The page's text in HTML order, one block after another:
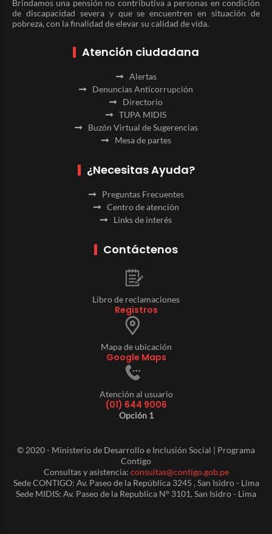
Brindamos una pensión no contributiva a personas en condición
de discapacidad severa y que se encuentren en situación de
pobreza, con la finalidad de elevar su calidad de vida.
Atención ciudadana
Alertas
Denuncias Anticorrupción
Directorio
TUPA MIDIS
Buzón Virtual de Sugerencias
Mesa de partes
¿Necesitas Ayuda?
Preguntas Frecuentes
Centro de atención
Links de interés
Contáctenos
Libro de reclamaciones
Registros
Mapa de ubicación
Google Maps
Atención al usuario
(01) 644 9006
Opción 1
© 2020 - Ministerio de Desarrollo e Inclusión Social | Programa
Contigo
Consultas y asistencia: consultas@contigo.gob.pe
Sede CONTIGO: Av. Paseo de la República 3245 , San Isidro - Lima
Sede MIDIS: Av. Paseo de la Republica N° 3101, San Isidro - Lima